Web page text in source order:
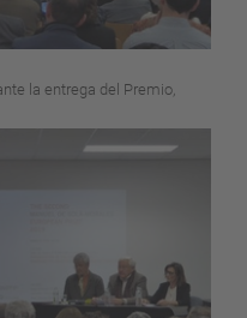
la entrega del Premio,